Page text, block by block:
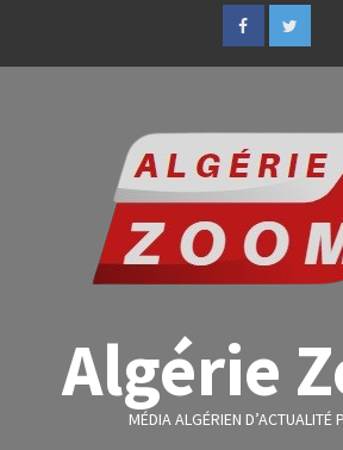
Algérie
MÉDIA ALGÉRIEN D’ACTUALITÉ